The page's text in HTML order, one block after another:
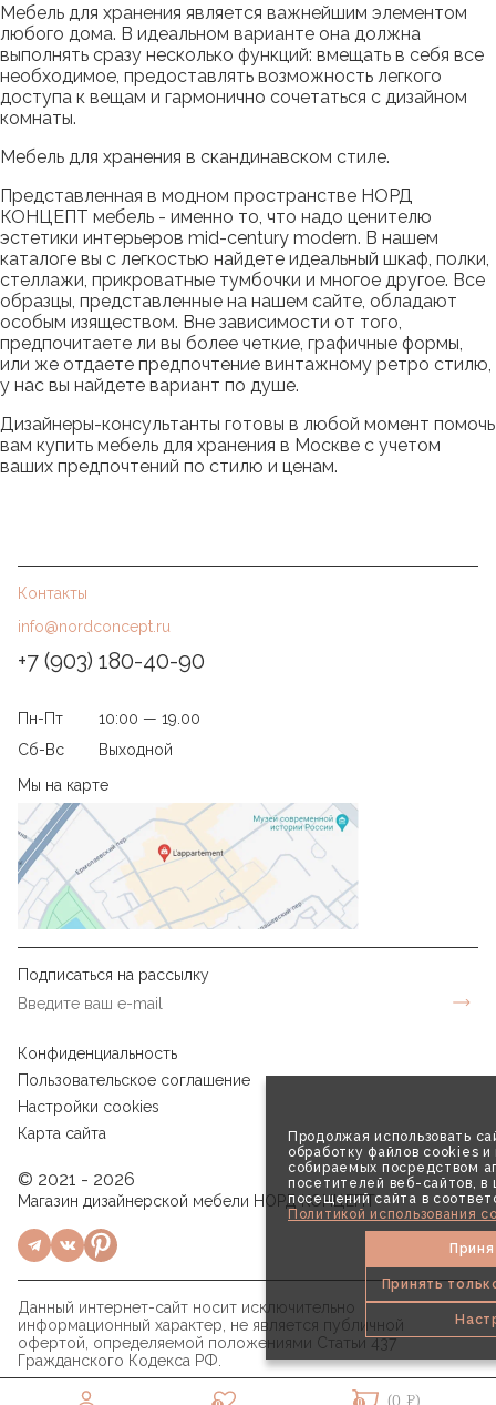
Продолжая использовать
обработку файлов cookies и
собираемых посредством
посетителей веб-сайтов, в
посещений сайта в
Политикой использования
Принять
0 (0 ₽)
Мебель для хранения является важнейшим элементом
любого дома. В идеальном варианте она должна
выполнять сразу несколько функций: вмещать в себя все
необходимое, предоставлять возможность легкого
доступа к вещам и гармонично сочетаться с дизайном
комнаты.
Мебель для хранения в скандинавском стиле.
Представленная в модном пространстве НОРД
КОНЦЕПТ мебель - именно то, что надо ценителю
эстетики интерьеров mid-century modern. В нашем
каталоге вы с легкостью найдете идеальный шкаф, полки,
стеллажи, прикроватные тумбочки и многое другое. Все
образцы, представленные на нашем сайте, обладают
особым изяществом. Вне зависимости от того,
предпочитаете ли вы более четкие, графичные формы,
или же отдаете предпочтение винтажному ретро стилю,
у нас вы найдете вариант по душе.
Дизайнеры-консультанты готовы в любой момент помочь
вам купить мебель для хранения в Москве с учетом
ваших предпочтений по стилю и ценам.
Контакты
info@nordconcept.ru
+7 (903) 180-40-90
Пн-Пт
10:00 — 19.00
Сб-Вс
Выходной
Мы на карте
Подписаться на рассылку
Конфиденциальность
Пользовательское соглашение
Настройки cookies
Карта сайта
© 2021 - 2026
Магазин дизайнерской мебели НОРД КОНЦЕПТ
Данный интернет-сайт носит исключительно
информационный характер, не является публичной
офертой, определяемой положениями Статьи 437
Гражданского Кодекса РФ.